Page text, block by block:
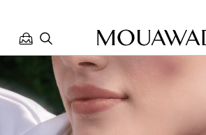
يمكننا مساعدتك؟ الرجاء تحديد أحد